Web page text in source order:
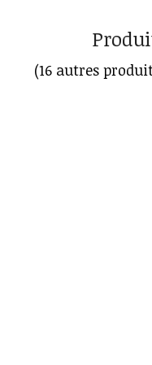
(16 autres